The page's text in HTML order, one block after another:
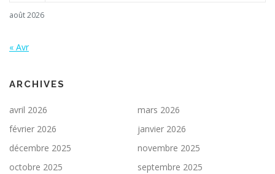
août 2026
« Avr
ARCHIVES
avril 2026
mars 2026
février 2026
janvier 2026
décembre 2025
novembre 2025
octobre 2025
septembre 2025